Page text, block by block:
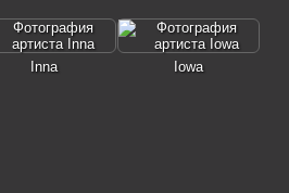
Inna Iowa